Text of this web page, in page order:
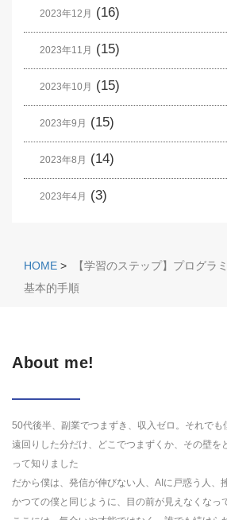
2023年12月 (16)
2023年11月 (15)
2023年10月 (15)
2023年9月 (15)
2023年8月 (14)
2023年4月 (3)
HOME >
【学習のステップ】プログラ
基本的手順
About me!
50代後半、副業でつまずき、収入ゼロ。それで
遠回りした分だけ、どこでつまずくか、その壁を
って知りました
だから僕は、発信が伸びない人、AIに戸惑う人、
かつての僕と同じように、目の前が見えなくなっ